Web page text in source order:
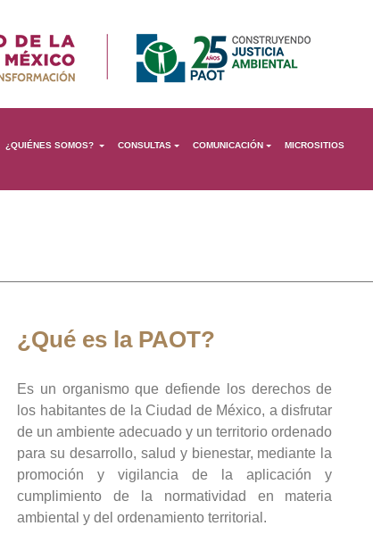
¿QUIÉNES SOMOS? CONSULTAS COMUNICACIÓN MICROSITIOS
¿Qué es la PAOT?
Es un organismo que defiende los derechos de
los habitantes de la Ciudad de México, a disfrutar
de un ambiente adecuado y un territorio ordenado
para su desarrollo, salud y bienestar, mediante la
promoción y vigilancia de la aplicación y
cumplimiento de la normatividad en materia
ambiental y del ordenamiento territorial.